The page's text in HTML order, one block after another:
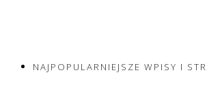
NAJPOPULARNIEJSZE WPISY I